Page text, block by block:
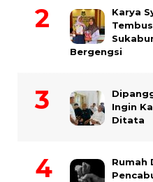
Karya
Bergengsi
Ingin
Ditata
Rumah